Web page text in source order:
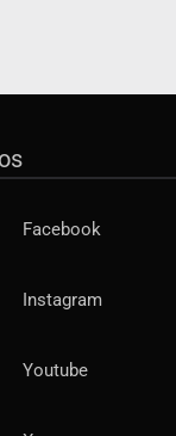
Facebook
Instagram
Youtube